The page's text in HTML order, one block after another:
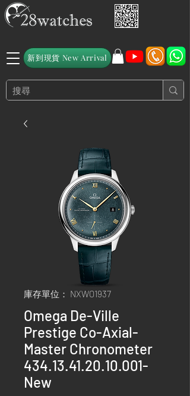
新到現貨 New Arrival
庫存單位： NXWO1937
Omega De-Ville
Prestige Co-Axial-
Master Chronometer
434.13.41.20.10.001-
New